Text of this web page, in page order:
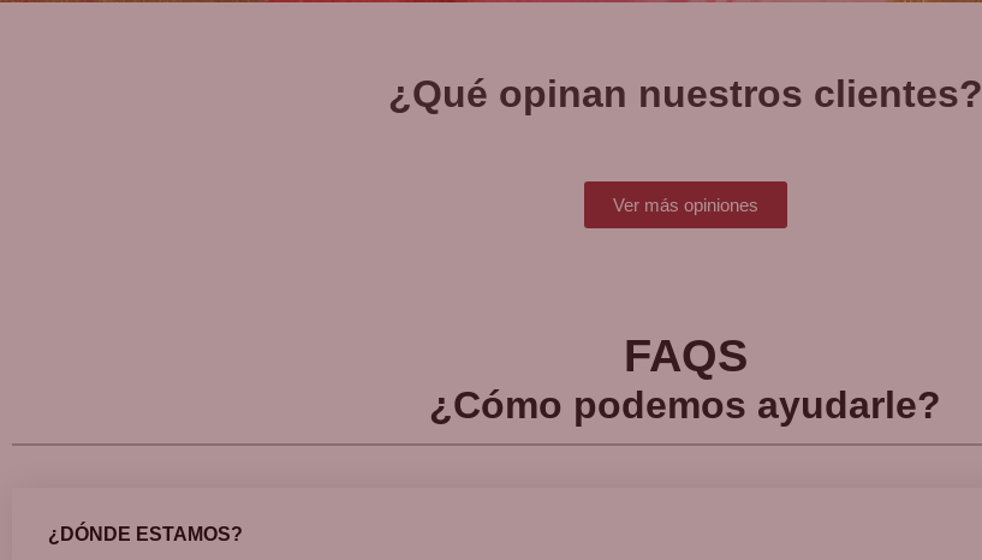
¿Qué opinan nuestros clientes?
Ver más opiniones
FAQS
¿Cómo podemos ayudarle?
¿DÓNDE ESTAMOS?